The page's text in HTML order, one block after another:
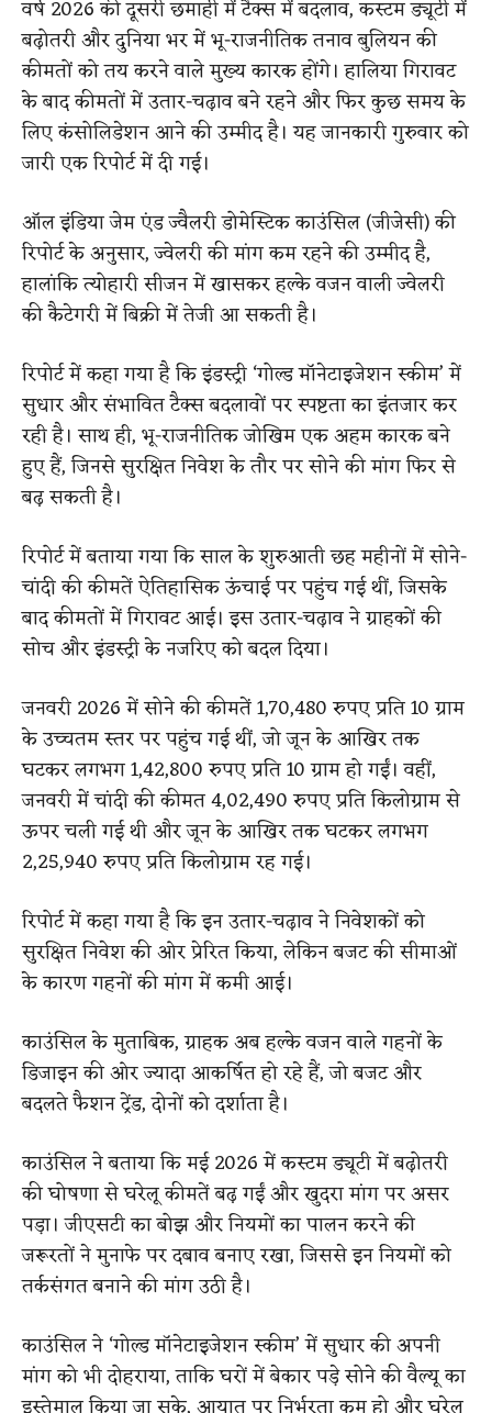
वर्ष 2026 की दूसरी छमाही में टैक्स में बदलाव, कस्टम ड्यूटी में
बढ़ोतरी और दुनिया भर में भू-राजनीतिक तनाव बुलियन की
कीमतों को तय करने वाले मुख्य कारक होंगे। हालिया गिरावट
के बाद कीमतों में उतार-चढ़ाव बने रहने और फिर कुछ समय के
लिए कंसोलिडेशन आने की उम्मीद है। यह जानकारी गुरुवार को
जारी एक रिपोर्ट में दी गई।
ऑल इंडिया जेम एंड ज्वैलरी डोमेस्टिक काउंसिल (जीजेसी) की
रिपोर्ट के अनुसार, ज्वेलरी की मांग कम रहने की उम्मीद है,
हालांकि त्योहारी सीजन में खासकर हल्के वजन वाली ज्वेलरी
की कैटेगरी में बिक्री में तेजी आ सकती है।
रिपोर्ट में कहा गया है कि इंडस्ट्री ‘गोल्ड मॉनेटाइजेशन स्कीम’ में
सुधार और संभावित टैक्स बदलावों पर स्पष्टता का इंतजार कर
रही है। साथ ही, भू-राजनीतिक जोखिम एक अहम कारक बने
हुए हैं, जिनसे सुरक्षित निवेश के तौर पर सोने की मांग फिर से
बढ़ सकती है।
रिपोर्ट में बताया गया कि साल के शुरुआती छह महीनों में सोने-
चांदी की कीमतें ऐतिहासिक ऊंचाई पर पहुंच गई थीं, जिसके
बाद कीमतों में गिरावट आई। इस उतार-चढ़ाव ने ग्राहकों की
सोच और इंडस्ट्री के नजरिए को बदल दिया।
जनवरी 2026 में सोने की कीमतें 1,70,480 रुपए प्रति 10 ग्राम
के उच्चतम स्तर पर पहुंच गई थीं, जो जून के आखिर तक
घटकर लगभग 1,42,800 रुपए प्रति 10 ग्राम हो गईं। वहीं,
जनवरी में चांदी की कीमत 4,02,490 रुपए प्रति किलोग्राम से
ऊपर चली गई थी और जून के आखिर तक घटकर लगभग
2,25,940 रुपए प्रति किलोग्राम रह गई।
रिपोर्ट में कहा गया है कि इन उतार-चढ़ाव ने निवेशकों को
सुरक्षित निवेश की ओर प्रेरित किया, लेकिन बजट की सीमाओं
के कारण गहनों की मांग में कमी आई।
काउंसिल के मुताबिक, ग्राहक अब हल्के वजन वाले गहनों के
डिजाइन की ओर ज्यादा आकर्षित हो रहे हैं, जो बजट और
बदलते फैशन ट्रेंड, दोनों को दर्शाता है।
काउंसिल ने बताया कि मई 2026 में कस्टम ड्यूटी में बढ़ोतरी
की घोषणा से घरेलू कीमतें बढ़ गईं और खुदरा मांग पर असर
पड़ा। जीएसटी का बोझ और नियमों का पालन करने की
जरूरतों ने मुनाफे पर दबाव बनाए रखा, जिससे इन नियमों को
तर्कसंगत बनाने की मांग उठी है।
काउंसिल ने ‘गोल्ड मॉनेटाइजेशन स्कीम’ में सुधार की अपनी
मांग को भी दोहराया, ताकि घरों में बेकार पड़े सोने की वैल्यू का